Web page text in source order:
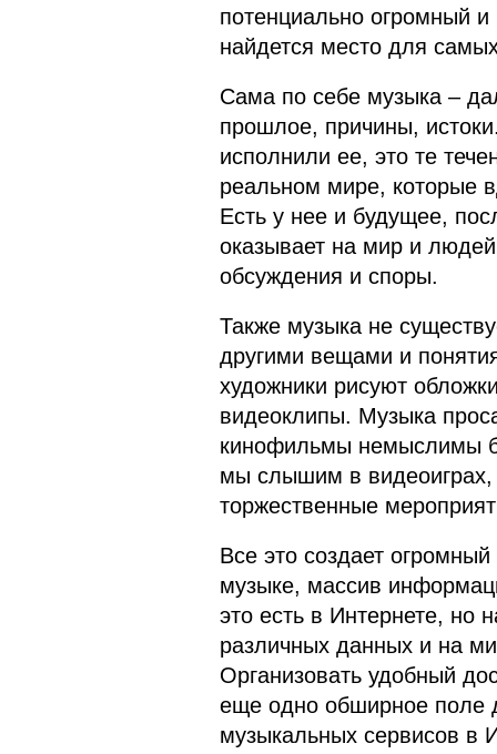
потенциально огромный
найдется место для
Сама по себе музыка –
прошлое, причины,
исполнили ее, это те
реальном мире, которые
Есть у нее и будущее,
оказывает на мир и
обсуждения и споры.
Также музыка не
другими вещами и
художники рисуют
видеоклипы. Музыка
кинофильмы немыслимы
мы слышим в видеоиграх,
торжественные
Все это создает
музыке, массив
это есть в Интернете, но
различных данных и на
Организовать удобный
еще одно обширное поле
музыкальных сервисов в